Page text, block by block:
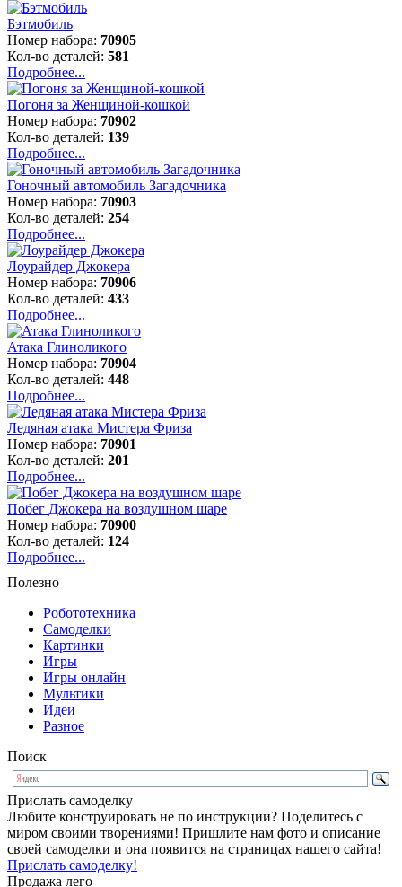
Бэтмобиль
Номер набора: 70905
Кол-во деталей: 581
Подробнее...
Погоня за Женщиной-кошкой
Номер набора: 70902
Кол-во деталей: 139
Подробнее...
Гоночный автомобиль Загадочника
Номер набора: 70903
Кол-во деталей: 254
Подробнее...
Лоурайдер Джокера
Номер набора: 70906
Кол-во деталей: 433
Подробнее...
Атака Глиноликого
Номер набора: 70904
Кол-во деталей: 448
Подробнее...
Ледяная атака Мистера Фриза
Номер набора: 70901
Кол-во деталей: 201
Подробнее...
Побег Джокера на воздушном шаре
Номер набора: 70900
Кол-во деталей: 124
Подробнее...
Полезно
Робототехника
Самоделки
Картинки
Игры
Игры онлайн
Мультики
Идеи
Разное
Поиск
Прислать самоделку
Любите конструировать не по инструкции? Поделитесь с
миром своими творениями! Пришлите нам фото и описание
своей самоделки и она появится на страницах нашего сайта!
Прислать самоделку!
Продажа лего